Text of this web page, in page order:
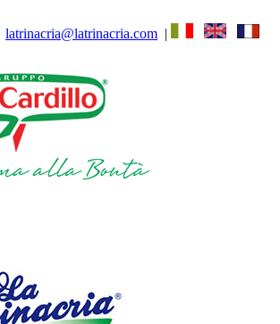
latrinacria@latrinacria.com |